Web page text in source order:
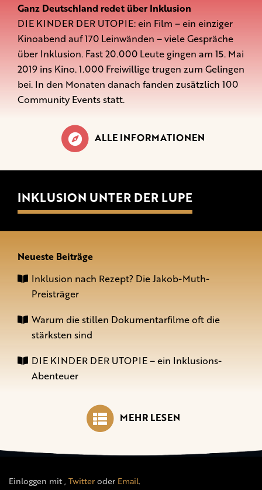
Ganz Deutschland redet über Inklusion
DIE KINDER DER UTOPIE: ein Film – ein einziger
Kinoabend auf 170 Leinwänden – viele Gespräche
über Inklusion. Fast 20.000 Leute gingen am 15. Mai
2019 ins Kino. 1.000 Freiwillige trugen zum Gelingen
bei. In den Monaten danach fanden zusätzlich 100
Community Events statt.
ALLE INFORMATIONEN
INKLUSION UNTER DER LUPE
Neueste Beiträge
Inklusion nach Rezept? Die Jakob-Muth-
Preisträger
Warum die stillen Dokumentarfilme oft die
stärksten sind
DIE KINDER DER UTOPIE – ein Inklusions-
Abenteuer
MEHR LESEN
Einloggen mit, Twitteroder Email.